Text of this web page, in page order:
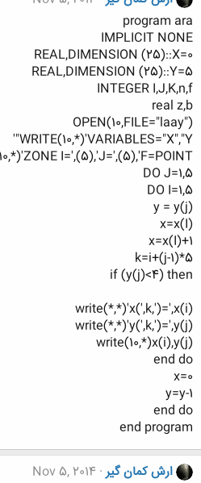
program ara
IMPLICIT NONE
REAL,DIMENSION (25)::X=0
REAL,DIMENSION (25)::Y=5
INTEGER I,J,K,n,f
real z,b
OPEN(10,FILE="laay")
WRITE(10,*)'VARIABLES="X","Y"'
I=',(5),'J=',(5),'F=POINT'
DO J=1,5
DO I=1,5
y = y(j)
x=x(I)
x=x(I)+1
k=i+(j-1)*5
if (y(j)<4) then
write(*,*)'x(',k,')=',x(i)
write(*,*)'y(',k,')=',y(j)
write(10,*)x(i),y(j)
end do
x=0
y=y-1
end do
end program
ارش کمان گیر Nov 5, 2014